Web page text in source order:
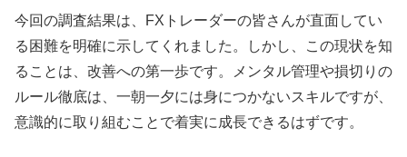
今回の調査結果は、FXトレーダーの皆さんが直面してい
る困難を明確に示してくれました。しかし、この現状を知
ることは、改善への第一歩です。メンタル管理や損切りの
ルール徹底は、一朝一夕には身につかないスキルですが、
意識的に取り組むことで着実に成長できるはずです。